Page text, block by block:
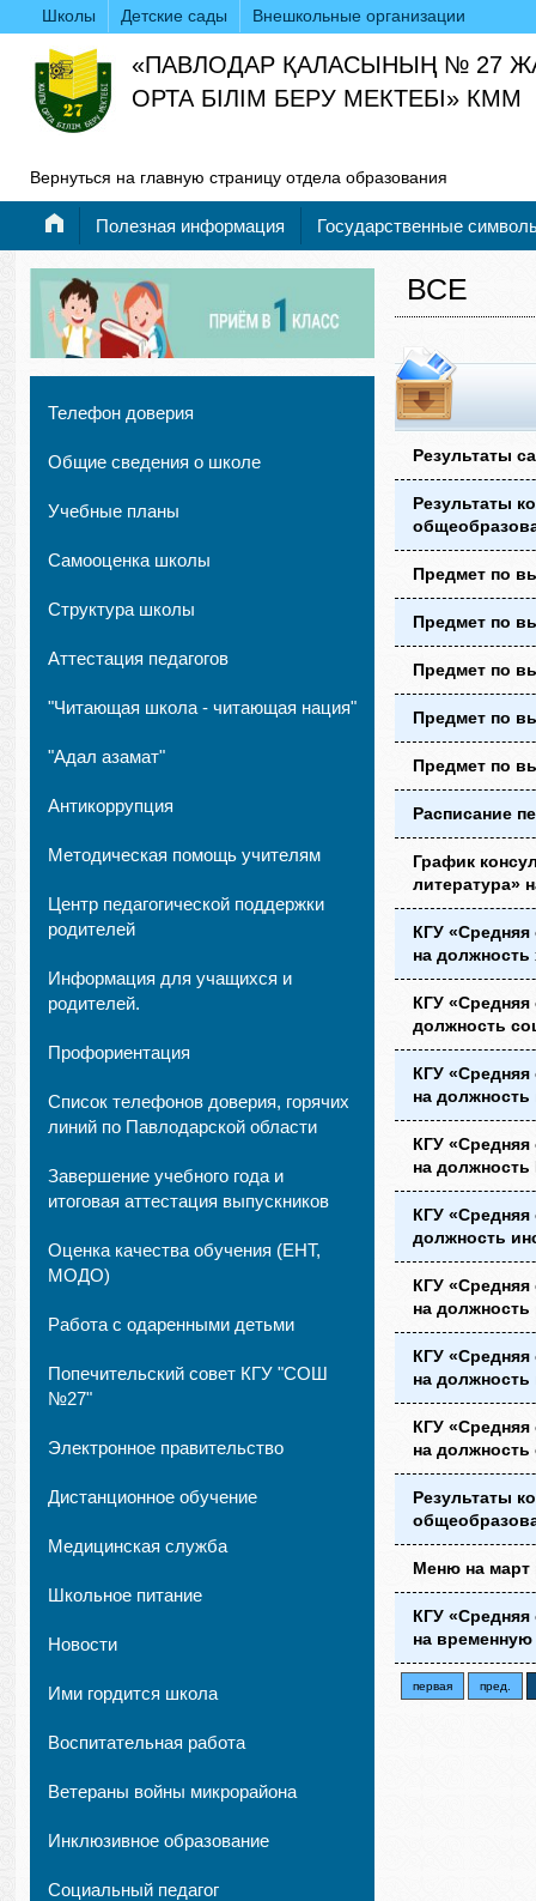
Школы Детские сады Внешкольные организации
«ПАВЛОДАР ҚАЛАСЫНЫҢ № 27
ОРТА БІЛІМ БЕРУ МЕКТЕБІ» КММ
Вернуться на главную страницу отдела образования
Полезная информация Государственные
Телефон доверия
Общие сведения о школе
Учебные планы
Самооценка школы
Структура школы
Аттестация педагогов
"Читающая школа - читающая нация"
"Адал азамат"
Антикоррупция
Методическая помощь учителям
Центр педагогической поддержки
родителей
Информация для учащихся и
родителей.
Профориентация
Список телефонов доверия, горячих
линий по Павлодарской области
Завершение учебного года и
итоговая аттестация выпускников
Оценка качества обучения (ЕНТ,
МОДО)
Работа с одаренными детьми
Попечительский совет КГУ "СОШ
№27"
Электронное правительство
Дистанционное обучение
Медицинская служба
Школьное питание
Новости
Ими гордится школа
Воспитательная работа
Ветераны войны микрорайона
Инклюзивное образование
Социальный педагог
ВСЕ
Результаты
Результаты
Предмет по
Предмет по
Предмет по
Предмет по
Предмет по
Расписание
График
литература»
КГУ
на
КГУ
должность
КГУ
на должность
КГУ
на
КГУ
должность
КГУ
на должность
КГУ
на должность
КГУ
на должность
Результаты
Меню на март
КГУ
на
первая пред.